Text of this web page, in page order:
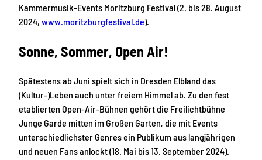
Kammermusik-Events Moritzburg Festival (2. bis 28. August
2024, www.moritzburgfestival.de).
Sonne, Sommer, Open Air!
Spätestens ab Juni spielt sich in Dresden Elbland das
(Kultur-)Leben auch unter freiem Himmel ab. Zu den fest
etablierten Open-Air-Bühnen gehört die Freilichtbühne
Junge Garde mitten im Großen Garten, die mit Events
unterschiedlichster Genres ein Publikum aus langjährigen
und neuen Fans anlockt (18. Mai bis 13. September 2024).